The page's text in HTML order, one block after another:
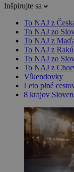
Inšpirujte sa
To NAJ z
To NAJ zo
To NAJ z
To NAJ z
To NAJ zo
To NAJ z
Víkendovky
Leto plné
8 krajov